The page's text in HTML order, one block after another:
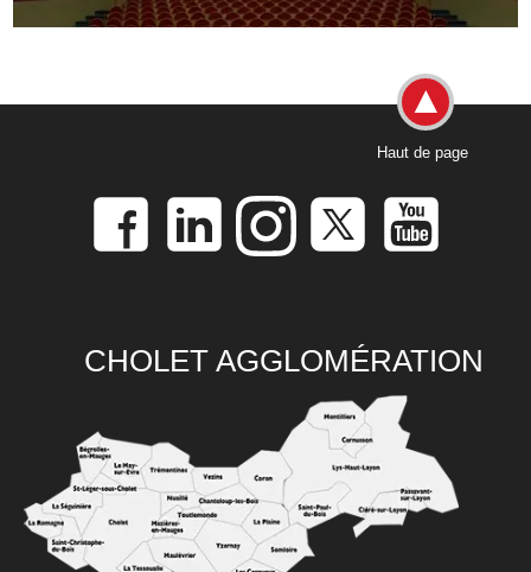
Haut de page
CHOLET AGGLOMÉRATION